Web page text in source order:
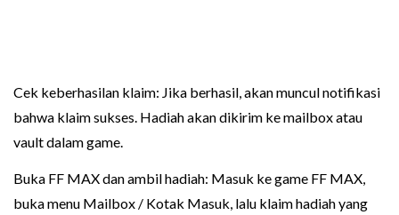
Cek keberhasilan klaim: Jika berhasil, akan muncul notifikasi
bahwa klaim sukses. Hadiah akan dikirim ke mailbox atau
vault dalam game.
Buka FF MAX dan ambil hadiah: Masuk ke game FF MAX,
buka menu Mailbox / Kotak Masuk, lalu klaim hadiah yang